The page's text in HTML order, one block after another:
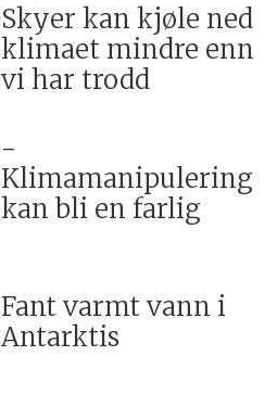
Skyer kan kjøle ned
klimaet mindre enn
vi har trodd
-
Klimamanipulering
kan bli en farlig
Fant varmt vann i
Antarktis